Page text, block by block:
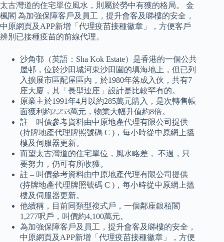
太古灣道的住宅單位風水，則屬於勞中有獲的格局。 金
楓閣 為加強保障客戶及員工，提升會客及睇樓的安全，
中原網頁及APP新增「代理疫苗接種徽章」，方便客戶
辨別已接種疫苗的前線代理。
沙角邨（英語：Sha Kok Estate）是香港的一個公共
屋邨，位於沙田城河東沙田圍的填海地上，但已列
入擴展市區配屋區內，於1980年落成入伙，共有7
座大廈，其「長型連座」設計是比較罕有的。
原業主於1991年4月以約285萬元購入，是次轉售帳
面獲利約2,253萬元，物業大幅升值約8倍。
註 – 叫價參考資料由中原地產代理有限公司提供
(持牌地產代理牌照號碼 C )，每小時從中原網上搵
樓及伺服器更新。
而望太古灣道的住宅單位，風水略差， 不過，只
要努力，仍可有所收獲。
註 – 叫價參考資料由中原地產代理有限公司提供
(持牌地產代理牌照號碼 C )，每小時從中原網上搵
樓及伺服器更新。
他續稱，目前同類型複式戶，一個鄰座銀栢閣
1,277呎戶，叫價約4,100萬元。
為加強保障客戶及員工，提升會客及睇樓的安全，
中原網頁及APP新增「代理疫苗接種徽章」，方便